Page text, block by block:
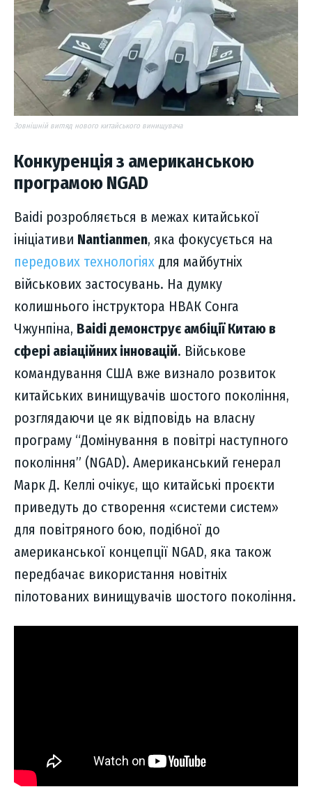
Зовнішній вигляд нового китайського винищувача
Конкуренція з американською
програмою NGAD
Baidi розробляється в межах китайської
ініціативи Nantianmen, яка фокусується на
передових технологіях для майбутніх
військових застосувань. На думку
колишнього інструктора НВАК Сонга
Чжунпіна, Baidi демонструє амбіції Китаю в
сфері авіаційних інновацій. Військове
командування США вже визнало розвиток
китайських винищувачів шостого покоління,
розглядаючи це як відповідь на власну
програму “Домінування в повітрі наступного
покоління” (NGAD). Американський генерал
Марк Д. Келлі очікує, що китайські проєкти
приведуть до створення «системи систем»
для повітряного бою, подібної до
американської концепції NGAD, яка також
передбачає використання новітніх
пілотованих винищувачів шостого покоління.